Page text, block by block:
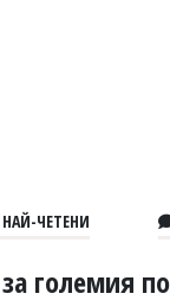
ЧЕТЕНИ
големия